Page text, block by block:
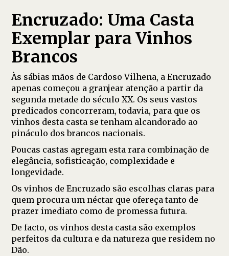
Encruzado: Uma Casta
Exemplar para Vinhos
Brancos
Às sábias mãos de Cardoso Vilhena, a Encruzado
apenas começou a granjear atenção a partir da
segunda metade do século XX. Os seus vastos
predicados concorreram, todavia, para que os
vinhos desta casta se tenham alcandorado ao
pináculo dos brancos nacionais.
Poucas castas agregam esta rara combinação de
elegância, sofisticação, complexidade e
longevidade.
Os vinhos de Encruzado são escolhas claras para
quem procura um néctar que ofereça tanto de
prazer imediato como de promessa futura.
De facto, os vinhos desta casta são exemplos
perfeitos da cultura e da natureza que residem no
Dão.